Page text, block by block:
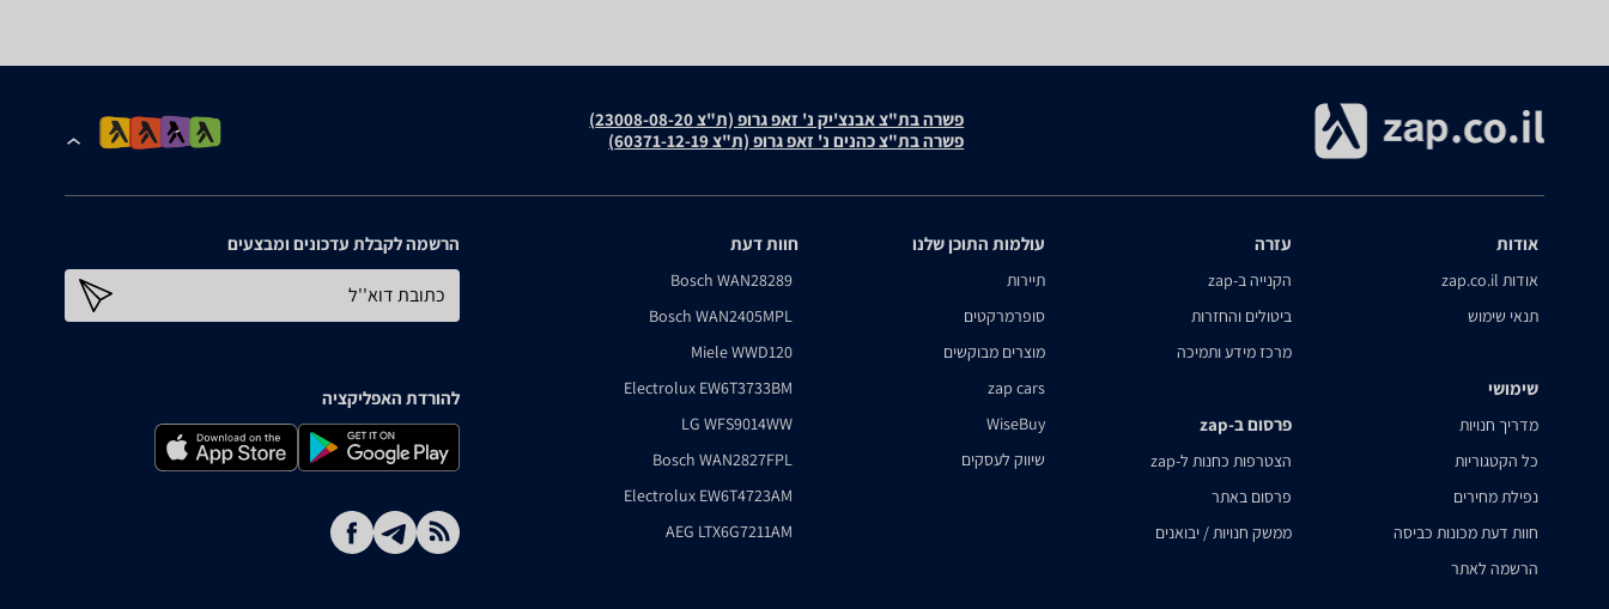
פשרה בת"צ אבנצ'יק נ' זאפ גרופ (ת"צ 23008-08-20)
פשרה בת"צ כהנים נ' זאפ גרופ (ת"צ 60371-12-19)
אודות
אודות zap.co.il
תנאי שימוש
שימושי
מדריך חנויות
כל הקטגוריות
נפילת מחירים
חוות דעת מכונות כביסה
הרשמה לאתר
עזרה
הקנייה ב-zap
ביטולים והחזרות
מרכז מידע ותמיכה
פרסום ב-zap
הצטרפות כחנות ל-zap
פרסום באתר
ממשק חנויות / יבואנים
עולמות התוכן שלנו
תיירות
סופרמרקטים
מוצרים מבוקשים
zap cars
WiseBuy
שיווק לעסקים
חוות דעת
Bosch WAN28289
Bosch WAN2405MPL
Miele WWD120
Electrolux EW6T3733BM
LG WFS9014WW
Bosch WAN2827FPL
Electrolux EW6T4723AM
AEG LTX6G7211AM
הרשמה לקבלת עדכונים ומבצעים
כתובת דוא''ל
להורדת האפליקציה